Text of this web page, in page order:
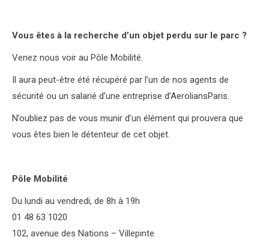
Vous êtes à la recherche d’un objet perdu sur le parc ?
Venez nous voir au Pôle Mobilité.
Il aura peut-être été récupéré par l’un de nos agents de
sécurité ou un salarié d’une entreprise d’AeroliansParis.
N’oubliez pas de vous munir d’un élément qui prouvera que
vous êtes bien le détenteur de cet objet.
Pôle Mobilité
Du lundi au vendredi, de 8h à 19h
01 48 63 1020
102, avenue des Nations – Villepinte